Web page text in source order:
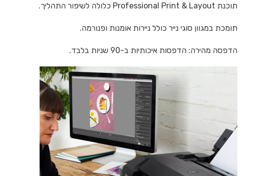
תוכנת Professional Print & Layout כלולה לשיפור התהליך.
תומכת במגוון סוגי נייר כולל ניירות אומנות ופנורמה.
הדפסה מהירה: הדפסות איכותיות ב-90 שניות בלבד.